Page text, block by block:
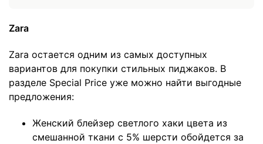
Zara
Zara остается одним из самых доступных
вариантов для покупки стильных пиджаков. В
разделе Special Price уже можно найти выгодные
предложения:
Женский блейзер светлого хаки цвета из
смешанной ткани с 5% шерсти обойдется за